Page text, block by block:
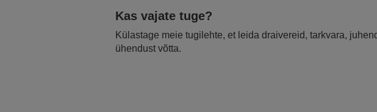
Kas vajate tuge?
Külastage meie tugilehte, et leida draivereid, tarkvara,
ühendust võtta.